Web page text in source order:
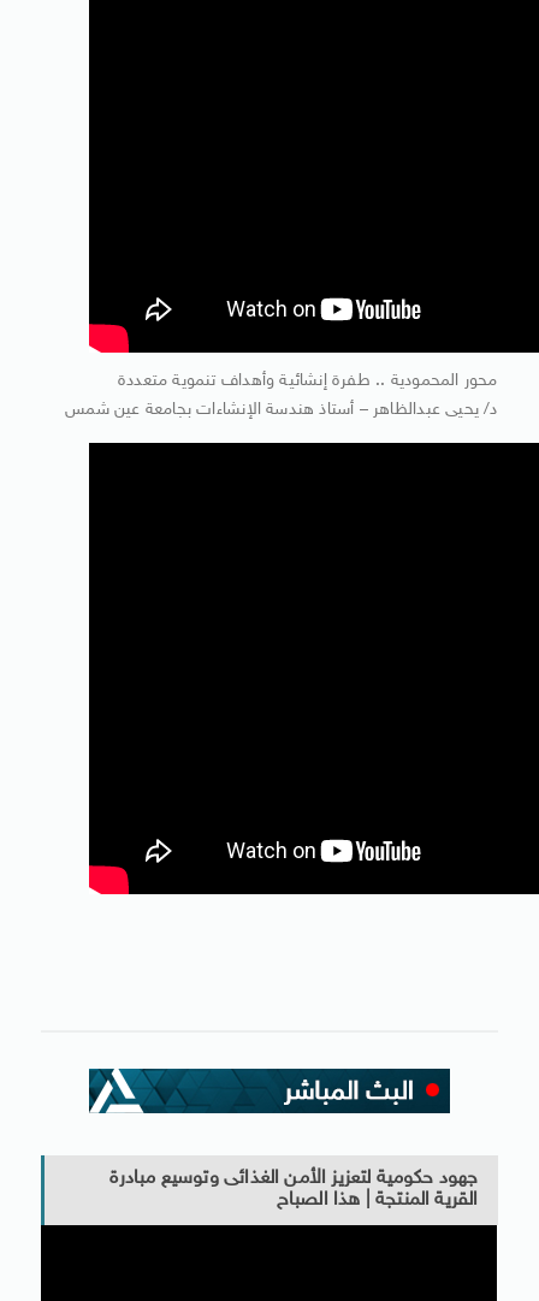
محور المحمودية .. طفرة إنشائية وأهداف تنموية متعددة
د/ يحيى عبدالظاهر – أستاذ هندسة الإنشاءات بجامعة عين شمس
جهود حكومية لتعزيز الأمن الغذائى وتوسيع مبادرة
القرية المنتجة | هذا الصباح